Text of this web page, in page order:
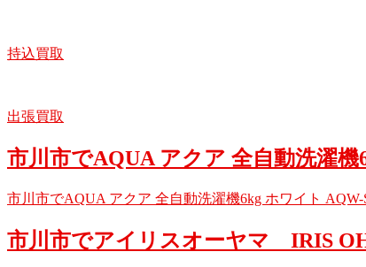
持込買取
出張買取
市川市でAQUA アクア 全自動洗濯
市川市でAQUA アクア 全自動洗濯機6kg ホワイト
市川市でアイリスオーヤマ IRIS